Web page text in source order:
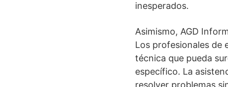
inesperados.
Asimismo, AGD
Los profesionales de
técnica que pueda
específico. La
resolver problemas